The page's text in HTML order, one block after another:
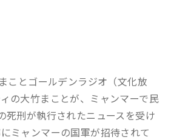
ことゴールデンラジオ（文化放
の大竹まことが、ミャンマーで民
死刑が執行されたニュースを受け
ミャンマーの国軍が招待されて